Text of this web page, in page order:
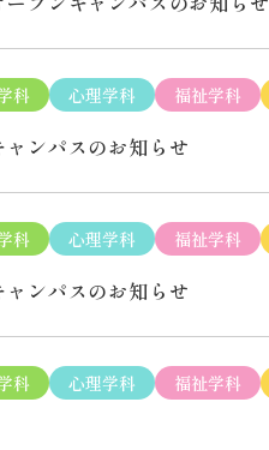
科 心理学科 福祉学科
ンパスのお知らせ
科 心理学科 福祉学科
ンパスのお知らせ
科 心理学科 福祉学科